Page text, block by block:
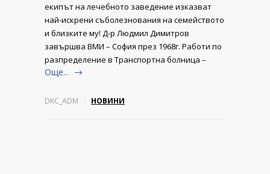
екипът на лечебното заведение изказват
най-искрени съболезнования на семейството
и близките му! Д-р Людмил Димитров
завършва ВМИ – София през 1968г. Работи по
разпределение в Транспортна болница –
Още...
DKC_ADM НОВИНИ